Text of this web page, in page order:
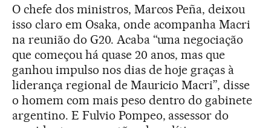
O chefe dos ministros, Marcos Peña, deixou
isso claro em Osaka, onde acompanha Macri
na reunião do G20. Acaba “uma negociação
que começou há quase 20 anos, mas que
ganhou impulso nos dias de hoje graças à
liderança regional de Mauricio Macri”, disse
o homem com mais peso dentro do gabinete
argentino. E Fulvio Pompeo, assessor do